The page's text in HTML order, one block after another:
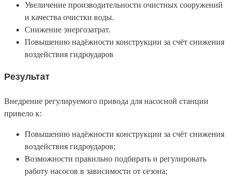
Увеличение производительности очистных сооружений
и качества очистки воды.
Снижение энергозатрат.
Повышению надёжности конструкции за счёт снижения
воздействия гидроударов
Результат
Внедрение регулируемого привода для насосной станции
привело к:
Повышению надёжности конструкции за счёт снижения
воздействия гидроударов;
Возможности правильно подбирать и регулировать
работу насосов в зависимости от сезона;